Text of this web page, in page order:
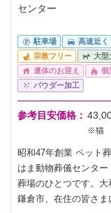
駐車場 高速近く
宗教フリー
大型
遺体のお迎え
個
パウダー加工
参考目安価格：
※猫
昭和47年創業 ペット
はま動物葬儀センタ
葬場のひとつです。大
鎌倉市、在住の皆さ